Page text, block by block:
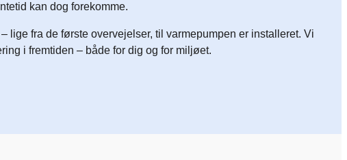
kan dog forekomme.
fra de første overvejelser, til varmepumpen er installeret. Vi
i fremtiden – både for dig og for miljøet.